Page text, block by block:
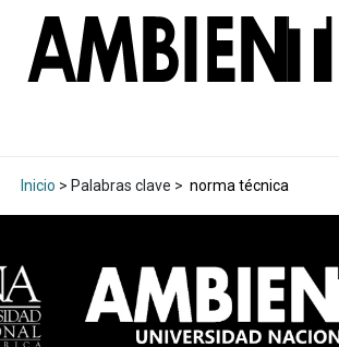
Inicio > Palabras clave > norma técnica